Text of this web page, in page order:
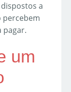
a
percebem
pagar.
um